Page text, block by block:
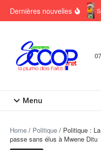
Dernières nouvelles
Menu
Home / Politique / Politique :
passe sans élus à Mwene Ditu